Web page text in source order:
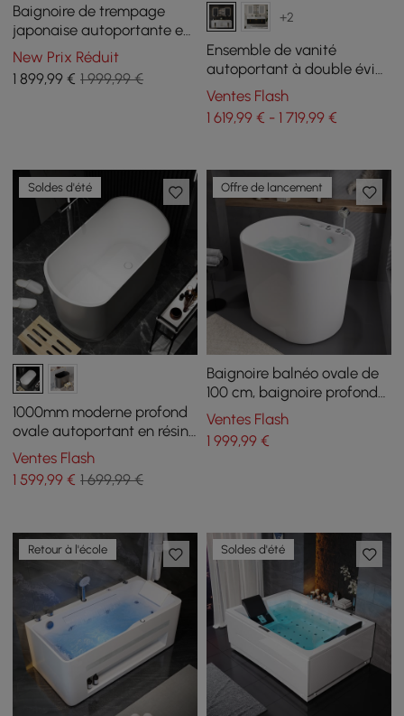
Baignoire de trempage
japonaise autoportante en
résine ronde blanche mate
de 1050 mm
New Prix Réduit
1 899,99 € 1 999,99 €
+2
Ensemble de vanité
autoportant à double évier
de 1500 mm avec armoire à
pharmacie LED avec
rangement
Ventes Flash
1 619,99 € - 1 719,99 €
Soldes d'été
1000mm moderne profond
ovale autoportant en résine
de pierre blanche mate
bain de trempage japonais
Ventes Flash
1 599,99 € 1 699,99 €
Offre de lancement
Baignoire balnéo ovale de
100 cm, baignoire profonde
avec contrôle
thermostatique et 12 jets de
massage
Ventes Flash
1 999,99€
Retour à l'école Soldes d'été